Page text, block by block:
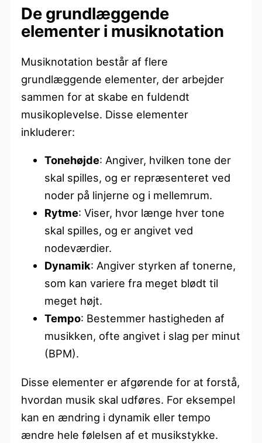
De grundlæggende
elementer i musiknotation
Musiknotation består af flere
grundlæggende elementer, der arbejder
sammen for at skabe en fuldendt
musikoplevelse. Disse elementer
inkluderer:
Tonehøjde: Angiver, hvilken tone der
skal spilles, og er repræsenteret ved
noder på linjerne og i mellemrum.
Rytme: Viser, hvor længe hver tone
skal spilles, og er angivet ved
nodeværdier.
Dynamik: Angiver styrken af tonerne,
som kan variere fra meget blødt til
meget højt.
Tempo: Bestemmer hastigheden af
musikken, ofte angivet i slag per minut
(BPM).
Disse elementer er afgørende for at forstå,
hvordan musik skal udføres. For eksempel
kan en ændring i dynamik eller tempo
ændre hele følelsen af et musikstykke.